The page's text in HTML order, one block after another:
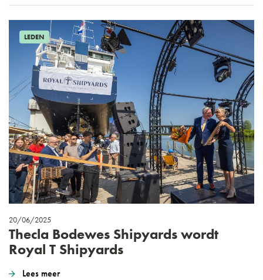
LEDEN
20/06/2025
Thecla Bodewes Shipyards wordt
Royal T Shipyards
Lees meer